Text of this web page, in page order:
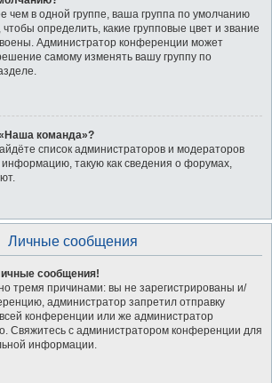
чем в одной группе, ваша группа по умолчанию
чтобы определить, какие групповые цвет и звание
Администратор конференции может
самому изменять вашу группу по
команда»?
список администраторов и модераторов
такую как сведения о форумах,
Личные сообщения
сообщения!
тремя причинами: вы не зарегистрированы и/
администратор запретил отправку
конференции или же администратор
Свяжитесь с администратором конференции для
информации.